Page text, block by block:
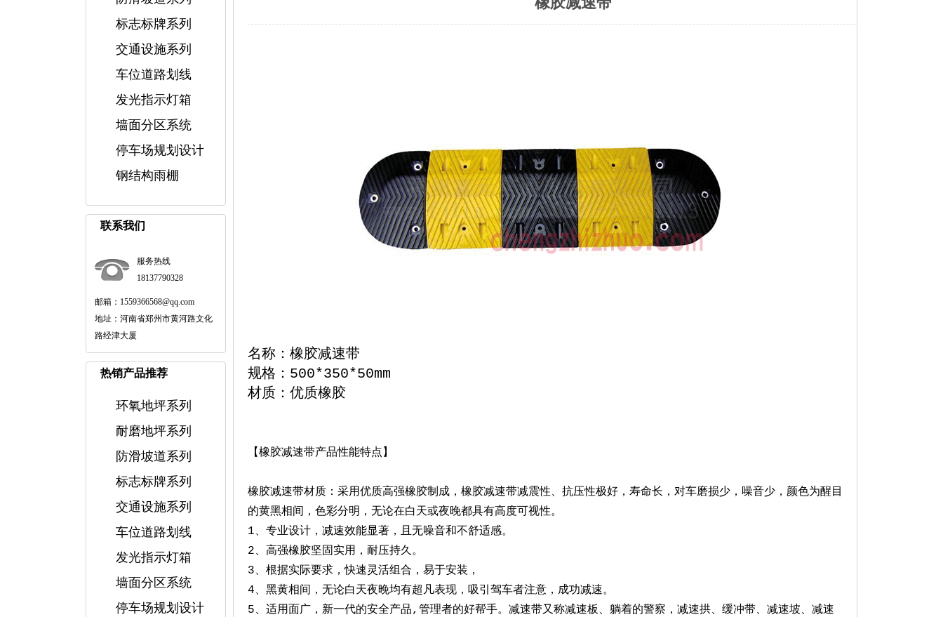
标志标牌系列
交通设施系列
车位道路划线
发光指示灯箱
墙面分区系统
停车场规划设计
钢结构雨棚
联系我们
服务热线
18137790328
邮箱：1559366568@qq.com
地址：河南省郑州市黄河路文化
路经津大厦
热销产品推荐
环氧地坪系列
耐磨地坪系列
防滑坡道系列
标志标牌系列
交通设施系列
车位道路划线
发光指示灯箱
墙面分区系统
停车场规划设计
名称：橡胶减速带
规格：500*350*50mm
材质：优质橡胶
【橡胶减速带产品性能特点】
橡胶减速带材质：采用优质高强橡胶制成，橡胶减速带减震性、抗压性极好，寿命长，对车磨损少，噪音少，颜色为醒目
的黄黑相间，色彩分明，无论在白天或夜晚都具有高度可视性。
1、专业设计，减速效能显著，且无噪音和不舒适感。
2、高强橡胶坚固实用，耐压持久。
3、根据实际要求，快速灵活组合，易于安装，
4、黑黄相间，无论白天夜晚均有超凡表现，吸引驾车者注意，成功减速。
5、适用面广，新一代的安全产品,管理者的好帮手。减速带又称减速板、躺着的警察，减速拱、缓冲带、减速坡、减速